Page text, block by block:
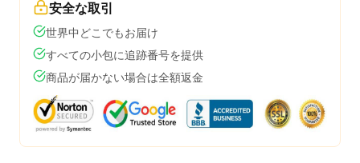
安全な取引
世界中どこでもお届け
すべての小包に追跡番号を提供
商品が届かない場合は全額返金